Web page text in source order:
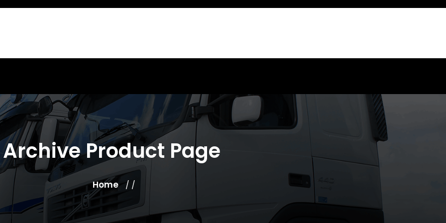
Archive Product Page
Home / /